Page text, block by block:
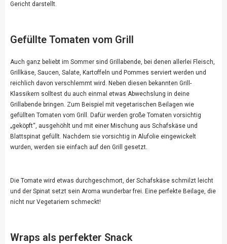
Gericht darstellt.
Gefüllte Tomaten vom Grill
Auch ganz beliebt im Sommer sind Grillabende, bei denen allerlei Fleisch,
Grillkäse, Saucen, Salate, Kartoffeln und Pommes serviert werden und
reichlich davon verschlemmt wird. Neben diesen bekannten Grill-
Klassikern solltest du auch einmal etwas Abwechslung in deine
Grillabende bringen. Zum Beispiel mit vegetarischen Beilagen wie
gefüllten Tomaten vom Grill. Dafür werden große Tomaten vorsichtig
„geköpft“, ausgehöhlt und mit einer Mischung aus Schafskäse und
Blattspinat gefüllt. Nachdem sie vorsichtig in Alufolie eingewickelt
wurden, werden sie einfach auf den Grill gesetzt.
Die Tomate wird etwas durchgeschmort, der Schafskäse schmilzt leicht
und der Spinat setzt sein Aroma wunderbar frei. Eine perfekte Beilage, die
nicht nur Vegetariern schmeckt!
Wraps als perfekter Snack